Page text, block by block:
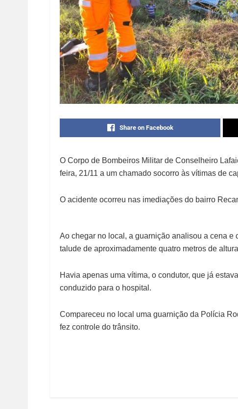
Share on Facebook
O Corpo de Bombeiros Militar de Conselheiro
feira, 21/11 a um chamado socorro às vítimas de
O acidente ocorreu nas imediações do bairro
Ao chegar no local, a guarnição analisou a cena
talude de aproximadamente quatro metros de
Havia apenas uma vítima, o condutor, que já
conduzido para o hospital.
Compareceu no local uma guarnição da Polícia
fez controle do trânsito.